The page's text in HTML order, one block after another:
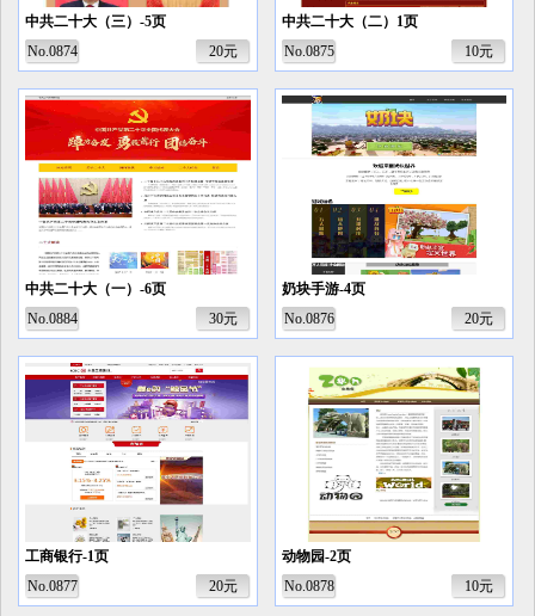
中共二十大（三）-5页
No.0874
20元
中共二十大（二）1页
No.0875
10元
中共二十大（一）-6页
No.0884
30元
奶块手游-4页
No.0876
20元
工商银行-1页
No.0877
20元
动物园-2页
No.0878
10元